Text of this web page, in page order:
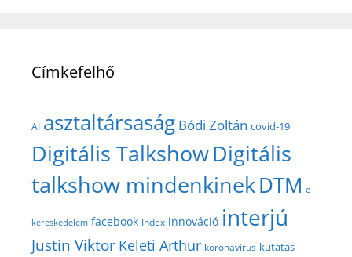
Címkefelhő
AI asztaltársaság Bódi Zoltán covid-19
Digitális TalkshowDigitális
talkshow mindenkinekDTM e-
kereskedelem facebook Index innováció interjú
Justin Viktor Keleti Arthur koronavírus kutatás